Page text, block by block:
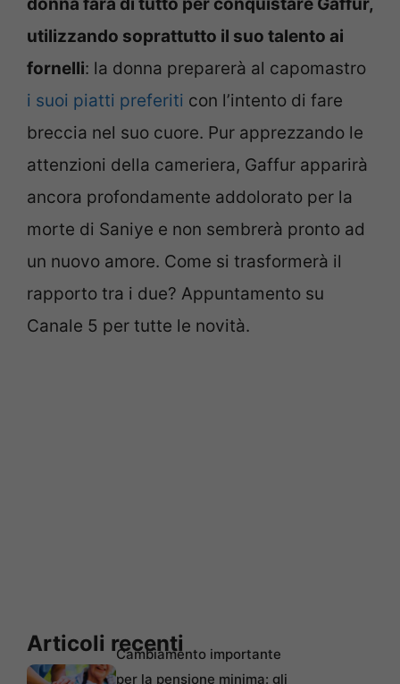
donna farà di tutto per conquistare Gaffur,
utilizzando soprattutto il suo talento ai
fornelli: la donna preparerà al capomastro
i suoi piatti preferiti con l’intento di fare
breccia nel suo cuore. Pur apprezzando le
attenzioni della cameriera, Gaffur apparirà
ancora profondamente addolorato per la
morte di Saniye e non sembrerà pronto ad
un nuovo amore. Come si trasformerà il
rapporto tra i due? Appuntamento su
Canale 5 per tutte le novità.
Articoli recentiCambiamento importante
per la pensione minima: gli